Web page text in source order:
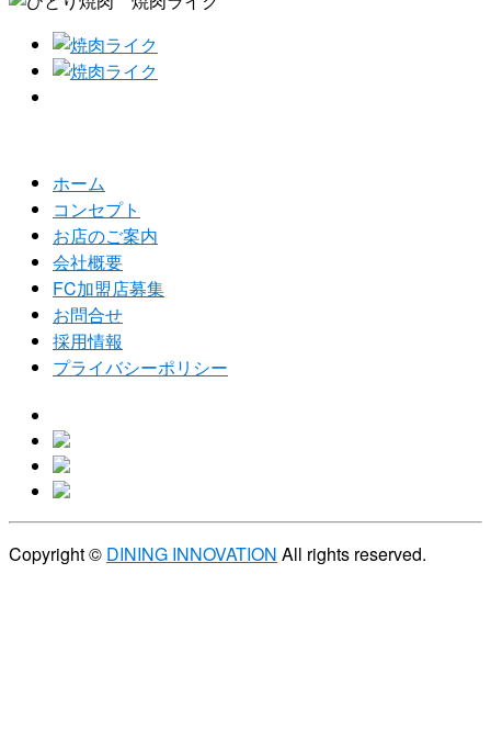
ホーム
コンセプト
お店のご案内
会社概要
FC加盟店募集
お問合せ
採用情報
プライバシーポリシー
Copyright © DINING INNOVATION All rights reserved.